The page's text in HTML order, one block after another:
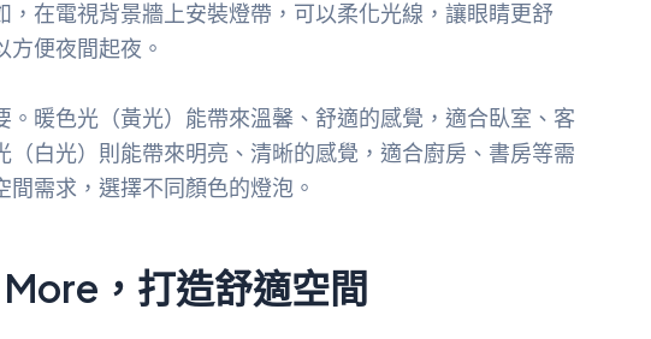
在電視背景牆上安裝燈帶，可以柔化光線，讓眼睛更舒
便夜間起夜。
。暖色光（黃光）能帶來溫馨、舒適的感覺，適合臥室、客
白光）則能帶來明亮、清晰的感覺，適合廚房、書房等需
需求，選擇不同顏色的燈泡。
，打造舒適空間